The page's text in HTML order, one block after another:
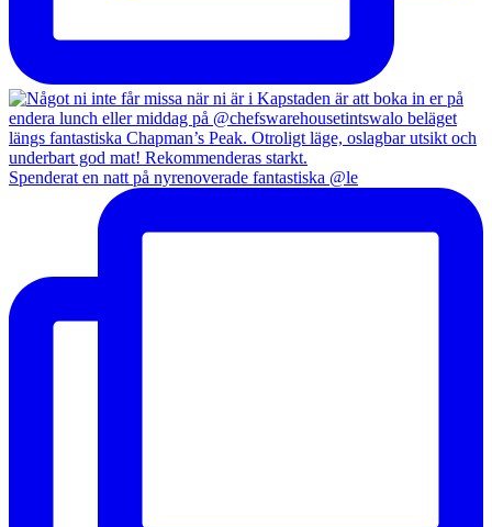
Spenderat en natt på nyrenoverade fantastiska @le